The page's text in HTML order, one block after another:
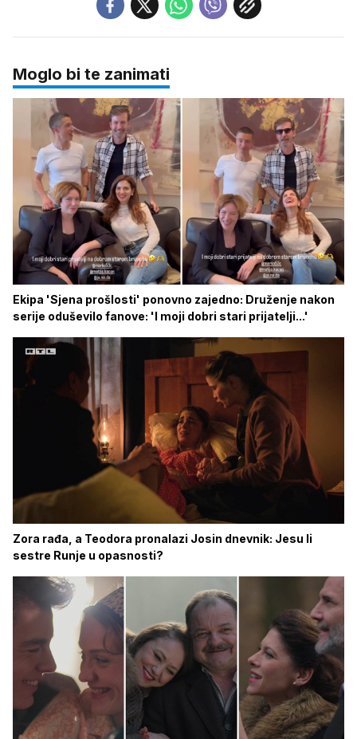
Moglo bi te zanimati
Ekipa 'Sjena prošlosti' ponovno zajedno: Druženje nakon
serije oduševilo fanove: 'I moji dobri stari prijatelji...'
Zora rađa, a Teodora pronalazi Josin dnevnik: Jesu li
sestre Runje u opasnosti?